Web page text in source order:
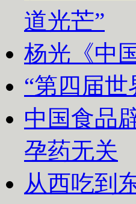
道光芒”
杨光《中
“第四届
中国食品
孕药无关
从西吃到